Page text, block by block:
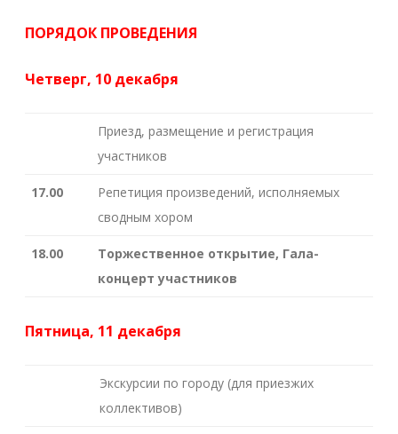
ПОРЯДОК ПРОВЕДЕНИЯ
Четверг, 10 декабря
Приезд, размещение и регистрация
участников
17.00
Репетиция произведений, исполняемых
сводным хором
18.00
Торжественное открытие, Гала-
концерт участников
Пятница, 11 декабря
Экскурсии по городу (для приезжих
коллективов)